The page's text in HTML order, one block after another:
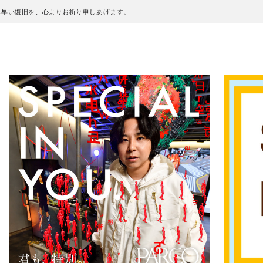
い復旧を、心よりお祈り申しあげます。